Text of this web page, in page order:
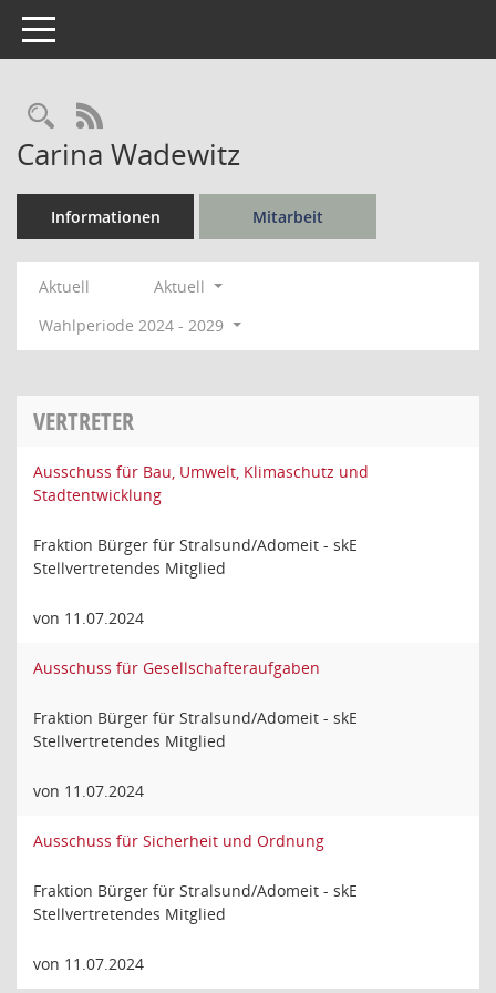
Toggle navigation
Rechercheauswahl
RSS-Feed
Carina Wadewitz
Informationen Mitarbeit
Aktuell
Aktuell
Wahlperiode 2024 - 2029
VERTRETER
Ausschuss für Bau, Umwelt, Klimaschutz und
Stadtentwicklung
Fraktion Bürger für Stralsund/Adomeit - skE
Stellvertretendes Mitglied
von 11.07.2024
Ausschuss für Gesellschafteraufgaben
Fraktion Bürger für Stralsund/Adomeit - skE
Stellvertretendes Mitglied
von 11.07.2024
Ausschuss für Sicherheit und Ordnung
Fraktion Bürger für Stralsund/Adomeit - skE
Stellvertretendes Mitglied
von 11.07.2024